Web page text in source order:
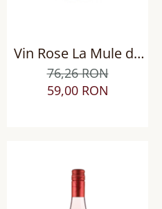
Vin Rose La Mule de
Provence, sec
76,26 RON
59,00 RON